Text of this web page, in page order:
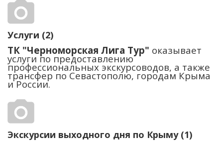
Услуги (2)
ТК "Черноморская Лига Тур" оказывает
услуги по предоставлению
профессиональных экскурсоводов, а также
трансфер по Севастополю, городам Крыма
и России.
Экскурсии выходного дня по Крыму (1)